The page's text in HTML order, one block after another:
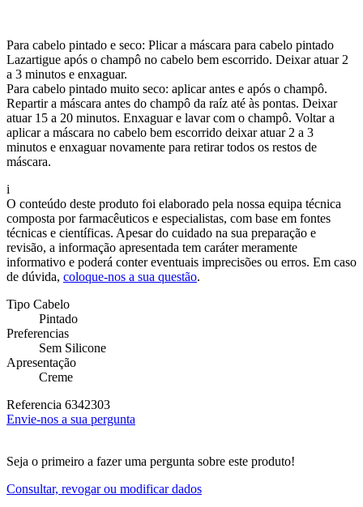
Para cabelo pintado e seco: Plicar a máscara para cabelo pintado
Lazartigue após o champô no cabelo bem escorrido. Deixar atuar 2
a 3 minutos e enxaguar.
Para cabelo pintado muito seco: aplicar antes e após o champô.
Repartir a máscara antes do champô da raíz até às pontas. Deixar
atuar 15 a 20 minutos. Enxaguar e lavar com o champô. Voltar a
aplicar a máscara no cabelo bem escorrido deixar atuar 2 a 3
minutos e enxaguar novamente para retirar todos os restos de
máscara.
i
O conteúdo deste produto foi elaborado pela nossa equipa técnica
composta por farmacêuticos e especialistas, com base em fontes
técnicas e científicas. Apesar do cuidado na sua preparação e
revisão, a informação apresentada tem caráter meramente
informativo e poderá conter eventuais imprecisões ou erros. Em caso
de dúvida, coloque-nos a sua questão.
Tipo Cabelo
Pintado
Preferencias
Sem Silicone
Apresentação
Creme
Referencia 6342303
Envie-nos a sua pergunta
Seja o primeiro a fazer uma pergunta sobre este produto!
Consultar, revogar ou modificar dados